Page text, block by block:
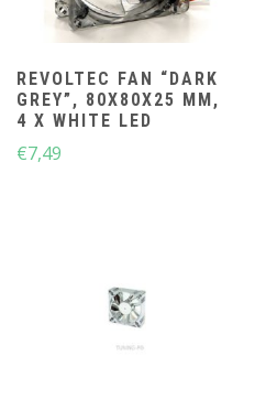
REVOLTEC FAN “DARK
GREY”, 80X80X25 MM,
4 X WHITE LED
€7,49